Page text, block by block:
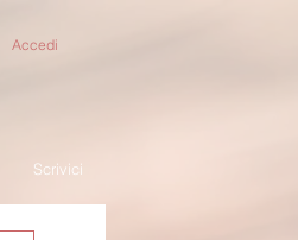
Accedi
Scrivici